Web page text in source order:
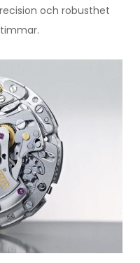
och robusthet